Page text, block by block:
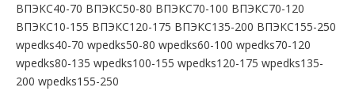
ВПЭКС40-70 ВПЭКС50-80 ВПЭКС70-100 ВПЭКС70-120
ВПЭКС10-155 ВПЭКС120-175 ВПЭКС135-200 ВПЭКС155-250
wpedks40-70 wpedks50-80 wpedks60-100 wpedks70-120
wpedks80-135 wpedks100-155 wpedks120-175 wpedks135-
200 wpedks155-250